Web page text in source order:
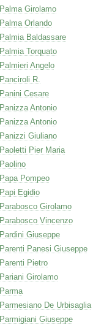
Palma Girolamo
Palma Orlando
Palmia Baldassare
Palmia Torquato
Palmieri Angelo
Panciroli R.
Panini Cesare
Panizza Antonio
Panizza Antonio
Panizzi Giuliano
Paoletti Pier Maria
Paolino
Papa Pompeo
Papi Egidio
Parabosco Girolamo
Parabosco Vincenzo
Pardini Giuseppe
Parenti Panesi Giuseppe
Parenti Pietro
Pariani Girolamo
Parma
Parmesiano De Urbisaglia
Parmigiani Giuseppe